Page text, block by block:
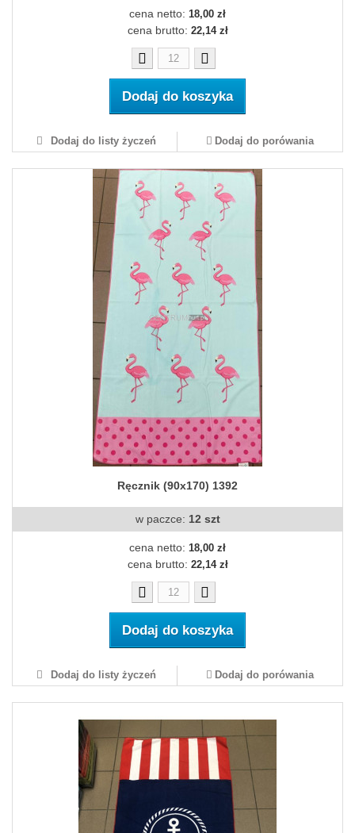
cena netto: 18,00 zł
cena brutto: 22,14 zł
Dodaj do koszyka
Dodaj do listy życzeń Dodaj do porówania
Ręcznik (90x170) 1392
w paczce: 12 szt
cena netto: 18,00 zł
cena brutto: 22,14 zł
Dodaj do koszyka
Dodaj do listy życzeń Dodaj do porówania